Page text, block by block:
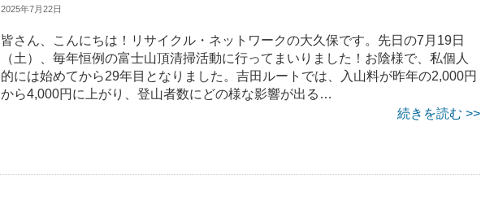
2025年7月22日
皆さん、こんにちは！リサイクル・ネットワークの大久保です。先日の7月19日
（土）、毎年恒例の富士山頂清掃活動に行ってまいりました！お陰様で、私個人
的には始めてから29年目となりました。吉田ルートでは、入山料が昨年の2,000円
から4,000円に上がり、登山者数にどの様な影響が出る…
続きを読む >>